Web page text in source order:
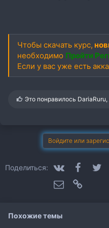
Чтобы скачать курс,
необходимо Пройти
Если у вас уже есть
С
Это понравилось DariaRuru,
Войдите или
Поделиться: VK
Электронная
Похожие темы